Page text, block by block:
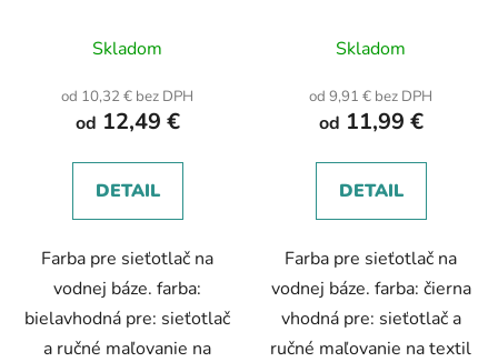
Skladom
od 10,32 € bez DPH
od 12,49 €
DETAIL
Farba pre sieťotlač na
vodnej báze. farba:
bielavhodná pre: sieťotlač
a ručné maľovanie na
hodnotenie
produktu
je
z
Skladom
od 9,91 € bez DPH
od 11,99 €
DETAIL
Farba pre sieťotlač na
vodnej báze. farba: čierna
vhodná pre: sieťotlač a
ručné maľovanie na textil